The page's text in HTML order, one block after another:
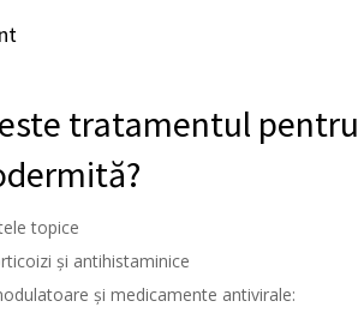
tratamentul pentru
topice
și antihistaminice
și medicamente antivirale: